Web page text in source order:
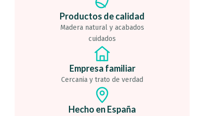
Productos de calidad
Madera natural y acabados
cuidados
Empresa familiar
Cercania y trato de verdad
Hecho en España